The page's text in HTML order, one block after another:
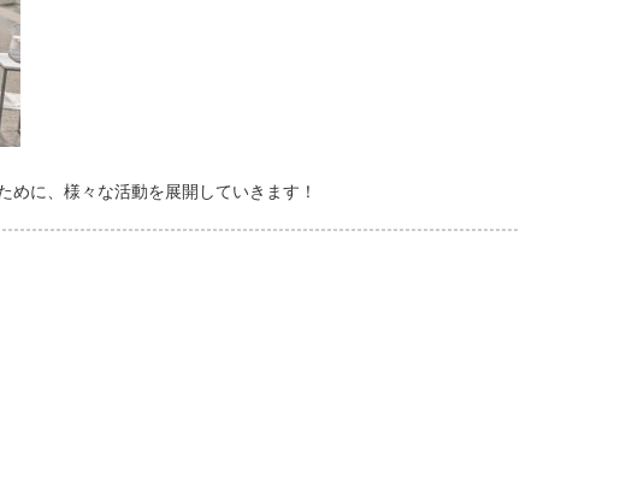
に、様々な活動を展開していきます！